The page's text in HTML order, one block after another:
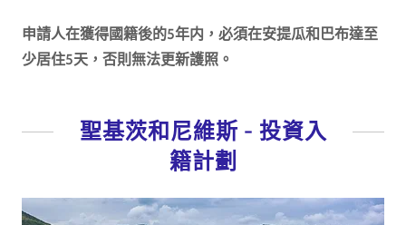
申請人在獲得國籍後的5年内，必須在安提瓜和巴布達至
少居住5天，否則無法更新護照。
聖基茨和尼維斯 - 投資入
籍計劃